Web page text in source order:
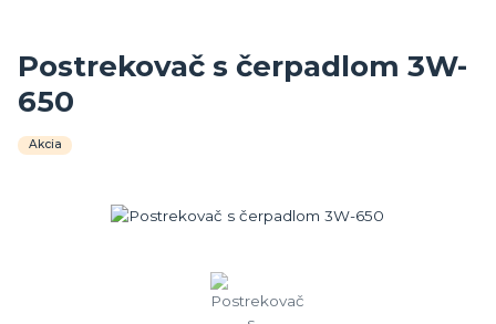
Postrekovač s čerpadlom 3W-
650
Akcia